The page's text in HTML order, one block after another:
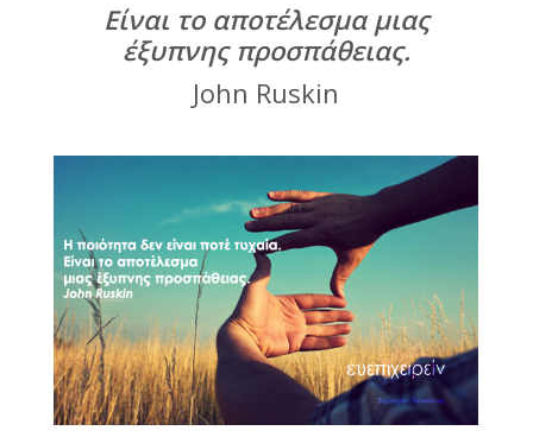
Είναι το αποτέλεσμα μιας
έξυπνης προσπάθειας.
John Ruskin